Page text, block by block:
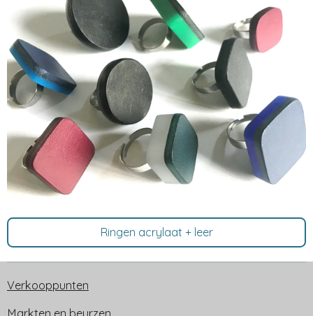
Ringen acrylaat + leer
Verkooppunten